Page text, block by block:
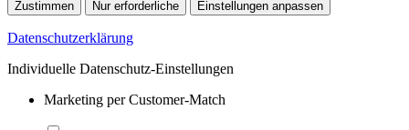
Zustimmen Nur erforderliche Einstellungen anpassen
Datenschutzerklärung
Individuelle Datenschutz-Einstellungen
Marketing per Customer-Match